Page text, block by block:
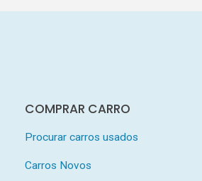
COMPRAR CARRO
Procurar carros usados
Carros Novos